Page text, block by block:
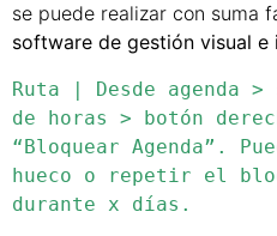
se puede realizar con suma
software de gestión visual e
Ruta | Desde agenda
de horas > botón
“Bloquear Agenda”.
hueco o repetir el
durante x días.